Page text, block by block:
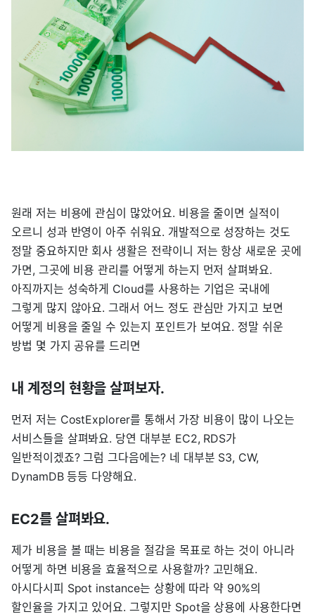
원래 저는 비용에 관심이 많았어요. 비용을 줄이면 실적이
오르니 성과 반영이 아주 쉬워요. 개발적으로 성장하는 것도
정말 중요하지만 회사 생활은 전략이니 저는 항상 새로운 곳에
가면, 그곳에 비용 관리를 어떻게 하는지 먼저 살펴봐요.
아직까지는 성숙하게 Cloud를 사용하는 기업은 국내에
그렇게 많지 않아요. 그래서 어느 정도 관심만 가지고 보면
어떻게 비용을 줄일 수 있는지 포인트가 보여요. 정말 쉬운
방법 몇 가지 공유를 드리면
내 계정의 현황을 살펴보자.
먼저 저는 CostExplorer를 통해서 가장 비용이 많이 나오는
서비스들을 살펴봐요. 당연 대부분 EC2, RDS가
일반적이겠죠? 그럼 그다음에는? 네 대부분 S3, CW,
DynamDB 등등 다양해요.
EC2를 살펴봐요.
제가 비용을 볼 때는 비용을 절감을 목표로 하는 것이 아니라
어떻게 하면 비용을 효율적으로 사용할까? 고민해요.
아시다시피 Spot instance는 상황에 따라 약 90%의
할인율을 가지고 있어요. 그렇지만 Spot을 상용에 사용한다면